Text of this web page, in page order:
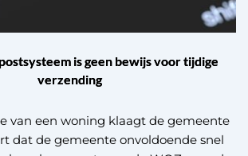
is geen bewijs voor tijdige
verzending
van een woning klaagt de gemeente
dat de gemeente onvoldoende snel